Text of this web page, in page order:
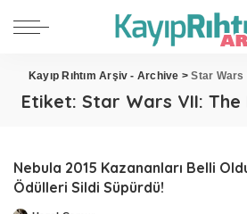
Kayıp Rıhtım Arşiv - Archive >Star Wars
Etiket: Star Wars VII:
Nebula 2015 Kazananları Belli
Ödülleri Sildi Süpürdü!